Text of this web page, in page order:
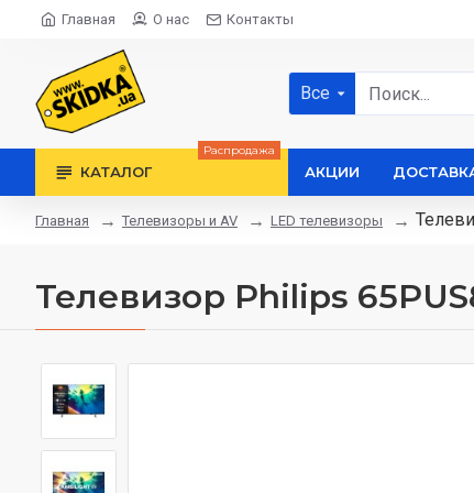
Главная О нас Контакты
Все
КАТАЛОГ
Распродажа
АКЦИИ
Главная Телевизоры и AV LED телевизоры
Телевизор Philips